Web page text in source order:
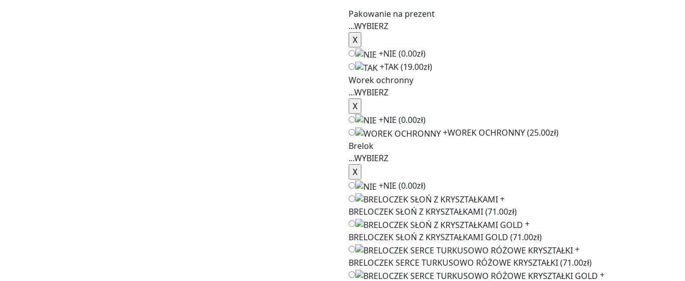
Pakowanie na prezent
...WYBIERZ
+NIE (0.00zł)
+TAK(19.00zł)
Worek ochronny
...WYBIERZ
+NIE (0.00zł)
+WOREK OCHRONNY(25.00zł)
Brelok
...WYBIERZ
+NIE (0.00zł)
+
BRELOCZEK SŁOŃ Z KRYSZTAŁKAMI(71.00zł)
+
BRELOCZEK SŁOŃ Z KRYSZTAŁKAMI GOLD (71.00zł)
+
BRELOCZEK SERCE TURKUSOWO RÓŻOWE KRYSZTAŁKI(71.00zł)
+